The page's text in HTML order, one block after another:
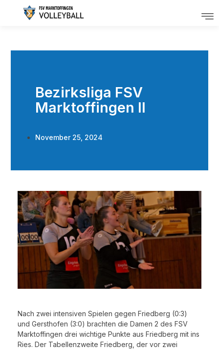
Bezirksliga FSV
Marktoffingen II
November 25, 2024
Nach zwei intensiven Spielen gegen Friedberg (0:3)
und Gersthofen (3:0) brachten die Damen 2 des FSV
Marktoffingen drei wichtige Punkte aus Friedberg mit ins
Ries. Der Tabellenzweite Friedberg, der vor zwei